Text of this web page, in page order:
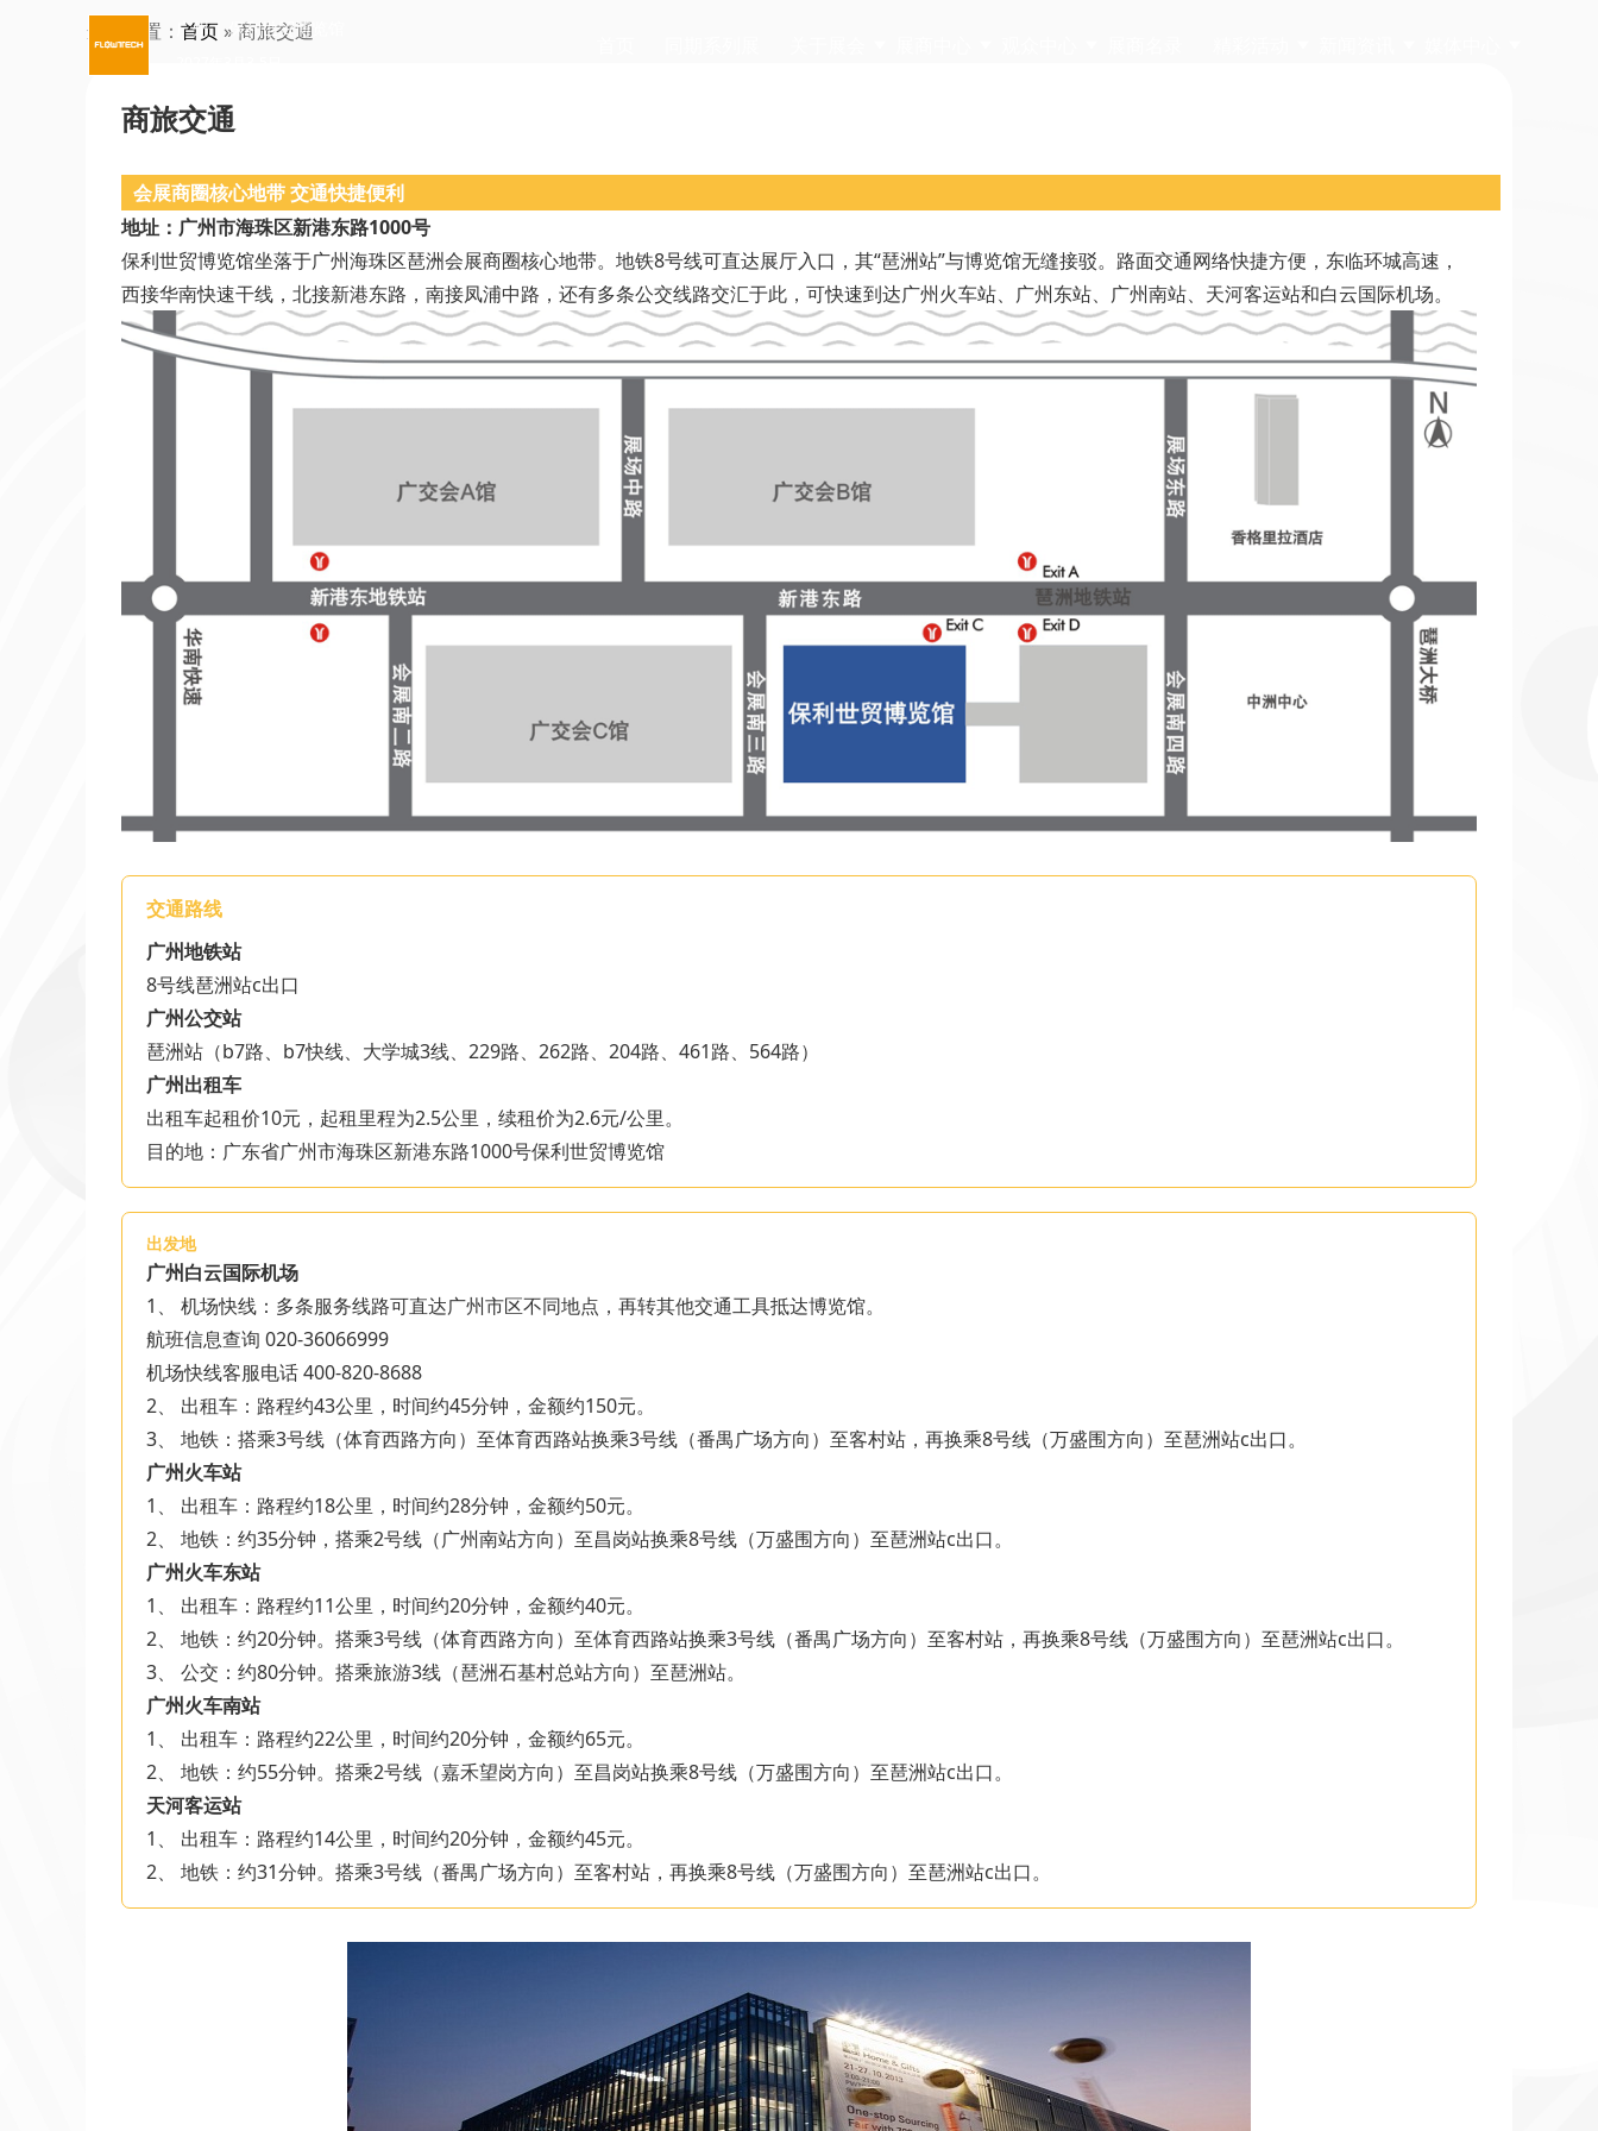
广州 | 保利世贸博览馆
当前位置： 首页 » 商旅交通
商旅交通
会展商圈核心地带 交通快捷便利
地址：广州市海珠区新港东路1000号
保利世贸博览馆坐落于广州海珠区琶洲会展商圈核心地带。地铁8号线可直达展厅入口，其“琶洲站”与博览馆无缝接驳。路面交通网络快捷方便，东临环城高速，
西接华南快速干线，北接新港东路，南接凤浦中路，还有多条公交线路交汇于此，可快速到达广州火车站、广州东站、广州南站、天河客运站和白云国际机场。
交通路线
广州地铁站
8号线琶洲站c出口
广州公交站
琶洲站（b7路、b7快线、大学城3线、229路、262路、204路、461路、564路）
广州出租车
出租车起租价10元，起租里程为2.5公里，续租价为2.6元/公里。
目的地：广东省广州市海珠区新港东路1000号保利世贸博览馆
出发地
广州白云国际机场
1、 机场快线：多条服务线路可直达广州市区不同地点，再转其他交通工具抵达博览馆。
航班信息查询 020-36066999
机场快线客服电话 400-820-8688
2、 出租车：路程约43公里，时间约45分钟，金额约150元。
3、 地铁：搭乘3号线（体育西路方向）至体育西路站换乘3号线（番禺广场方向）至客村站，再换乘8号线（万盛围方向）至琶洲站c出口。
广州火车站
1、 出租车：路程约18公里，时间约28分钟，金额约50元。
2、 地铁：约35分钟，搭乘2号线（广州南站方向）至昌岗站换乘8号线（万盛围方向）至琶洲站c出口。
广州火车东站
1、 出租车：路程约11公里，时间约20分钟，金额约40元。
2、 地铁：约20分钟。搭乘3号线（体育西路方向）至体育西路站换乘3号线（番禺广场方向）至客村站，再换乘8号线（万盛围方向）至琶洲站c出口。
3、 公交：约80分钟。搭乘旅游3线（琶洲石基村总站方向）至琶洲站。
广州火车南站
1、 出租车：路程约22公里，时间约20分钟，金额约65元。
2、 地铁：约55分钟。搭乘2号线（嘉禾望岗方向）至昌岗站换乘8号线（万盛围方向）至琶洲站c出口。
天河客运站
1、 出租车：路程约14公里，时间约20分钟，金额约45元。
2、 地铁：约31分钟。搭乘3号线（番禺广场方向）至客村站，再换乘8号线（万盛围方向）至琶洲站c出口。